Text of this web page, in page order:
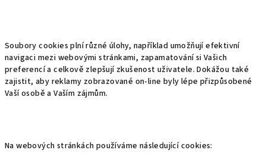
Soubory cookies plní různé úlohy, například umožňují efektivní
navigaci mezi webovými stránkami, zapamatování si Vašich
preferencí a celkově zlepšují zkušenost uživatele. Dokážou také
zajistit, aby reklamy zobrazované on-line byly lépe přizpůsobené
Vaší osobě a Vaším zájmům.
Na webových stránkách používáme následující cookies: